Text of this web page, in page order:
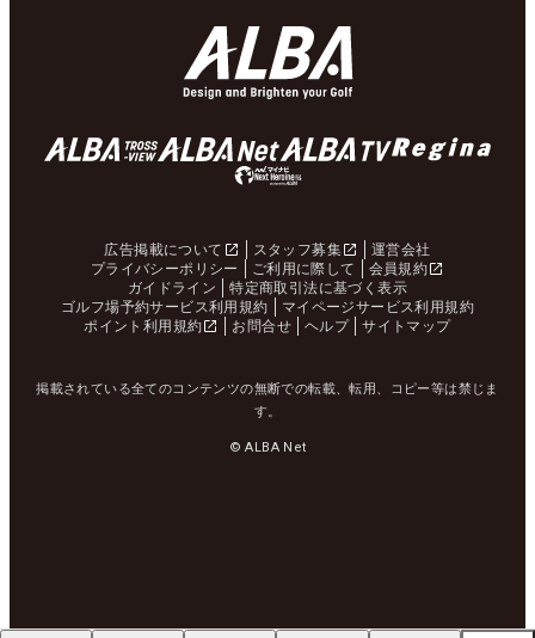
広告掲載について スタッフ募集
運営会社
プライバシーポリシー
ご利用に際して
会員規約
ガイドライン
特定商取引法に基づく表示
ゴルフ場予約サービス利用規約
マイページサービス利用規約
ポイント利用規約
お問合せ ヘルプ サイトマップ
掲載されている全てのコンテンツの無断での転載、転用、コピー等は禁じま
す。
© ALBA Net